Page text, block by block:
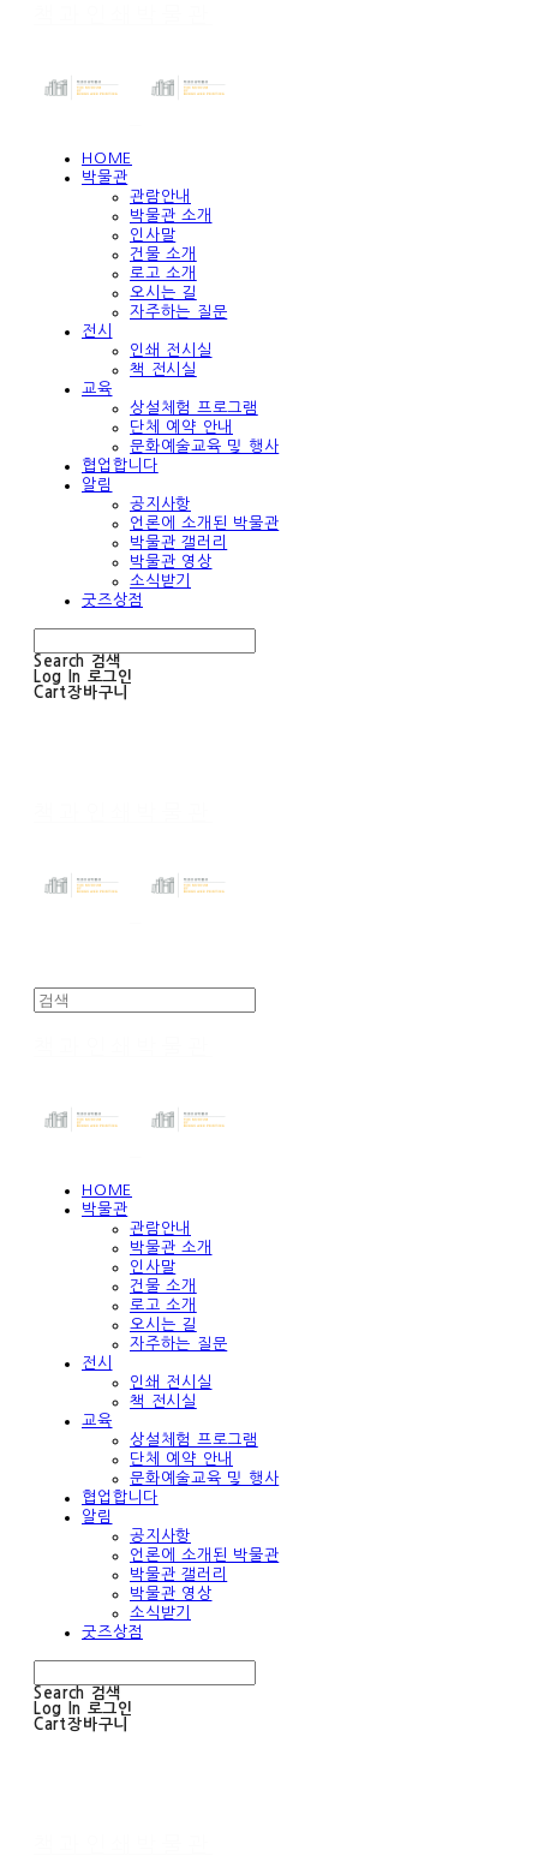
HOME
박물관
관람안내
박물관 소개
인사말
건물 소개
로고 소개
오시는 길
자주하는 질문
전시
인쇄 전시실
책 전시실
교육
상설체험 프로그램
단체 예약 안내
문화예술교육 및 행사
협업합니다
알림
공지사항
언론에 소개된 박물관
박물관 갤러리
박물관 영상
소식받기
굿즈상점
Search 검색
Log In 로그인
Cart장바구니
HOME
박물관
관람안내
박물관 소개
인사말
건물 소개
로고 소개
오시는 길
자주하는 질문
전시
인쇄 전시실
책 전시실
교육
상설체험 프로그램
단체 예약 안내
문화예술교육 및 행사
협업합니다
알림
공지사항
언론에 소개된 박물관
박물관 갤러리
박물관 영상
소식받기
굿즈상점
Search 검색
Log In 로그인
Cart장바구니